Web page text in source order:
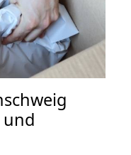
und